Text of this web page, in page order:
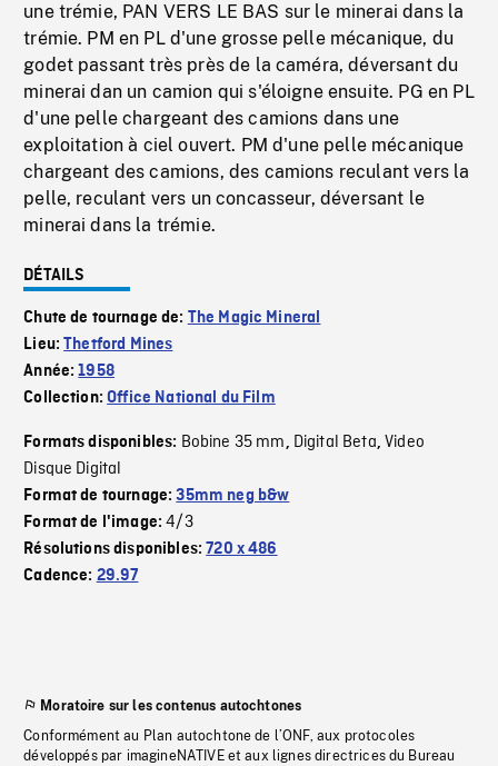
une trémie, PAN VERS LE BAS sur le minerai dans la
trémie. PM en PL d'une grosse pelle mécanique, du
godet passant très près de la caméra, déversant du
minerai dan un camion qui s'éloigne ensuite. PG en PL
d'une pelle chargeant des camions dans une
exploitation à ciel ouvert. PM d'une pelle mécanique
chargeant des camions, des camions reculant vers la
pelle, reculant vers un concasseur, déversant le
minerai dans la trémie.
DÉTAILS
Chute de tournage de: The Magic Mineral
Lieu:Thetford Mines
Année:1958
Collection:Office National du Film
Formats disponibles: Bobine 35 mm, Digital Beta,Video
Disque Digital
Format de tournage:35mm neg b&w
Format de l'image:4/3
Résolutions disponibles:720 x 486
Cadence: 29.97
Moratoire sur les contenus autochtones
Conformément au Plan autochtone de l’ONF, aux protocoles
développés par imagineNATIVE et aux lignes directrices du Bureau